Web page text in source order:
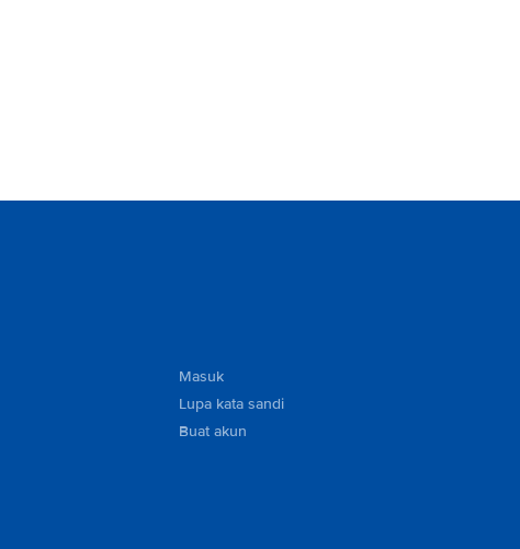
Masuk
Lupa kata sandi
Buat akun